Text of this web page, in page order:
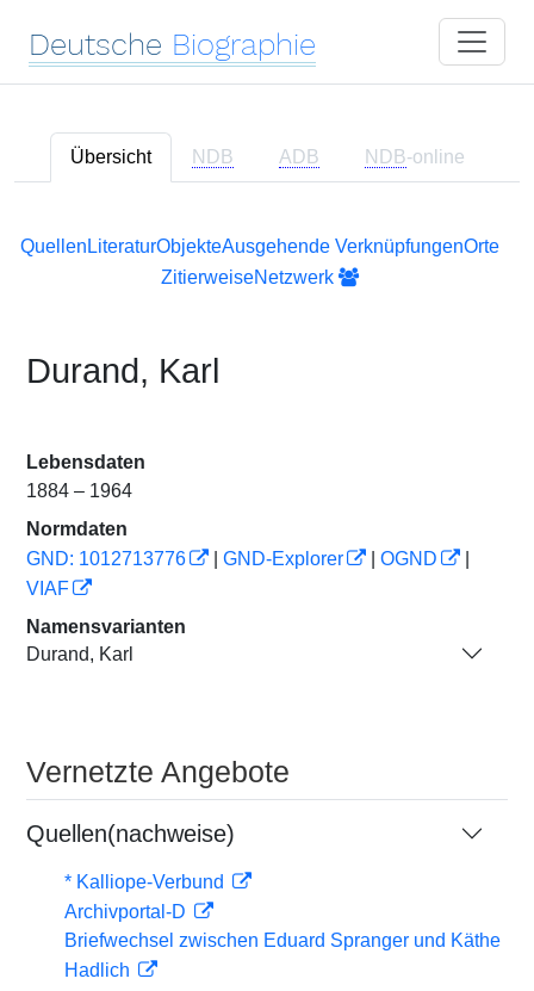
Deutsche Biographie
Übersicht NDB ADB NDB-online
Quellen LiteraturObjekteAusgehende VerknüpfungenOrte
ZitierweiseNetzwerk
Durand, Karl
Lebensdaten
1884 – 1964
Normdaten
GND: 1012713776
GND-Explorer OGND
VIAF
Namensvarianten
Durand, Karl
Vernetzte Angebote
Quellen(nachweise)
* Kalliope-Verbund
Archivportal-D
Briefwechsel zwischen Eduard Spranger und Käthe
Hadlich